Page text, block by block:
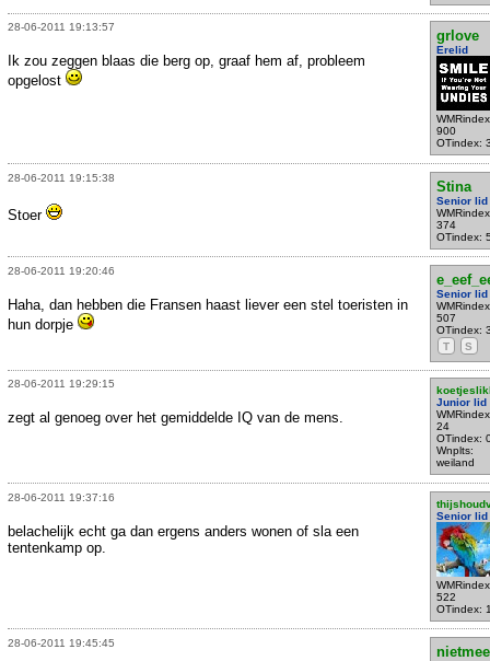
28-06-2011 19:13:57
grlove
Erelid
900
OTindex:
Ik zou zeggen blaas die berg op, graaf hem af, probleem
opgelost
28-06-2011 19:15:38
Stina
Senior lid
374
OTindex:
Stoer
28-06-2011 19:20:46
Senior lid
507
OTindex:
T
S
Haha, dan hebben die Fransen haast liever een stel toeristen in
hun dorpje
28-06-2011 19:29:15
Junior lid
24
OTindex:
Wnplts:
weiland
zegt al genoeg over het gemiddelde IQ van de mens.
28-06-2011 19:37:16
Senior lid
522
OTindex:
belachelijk echt ga dan ergens anders wonen of sla een
tentenkamp op.
28-06-2011 19:45:45